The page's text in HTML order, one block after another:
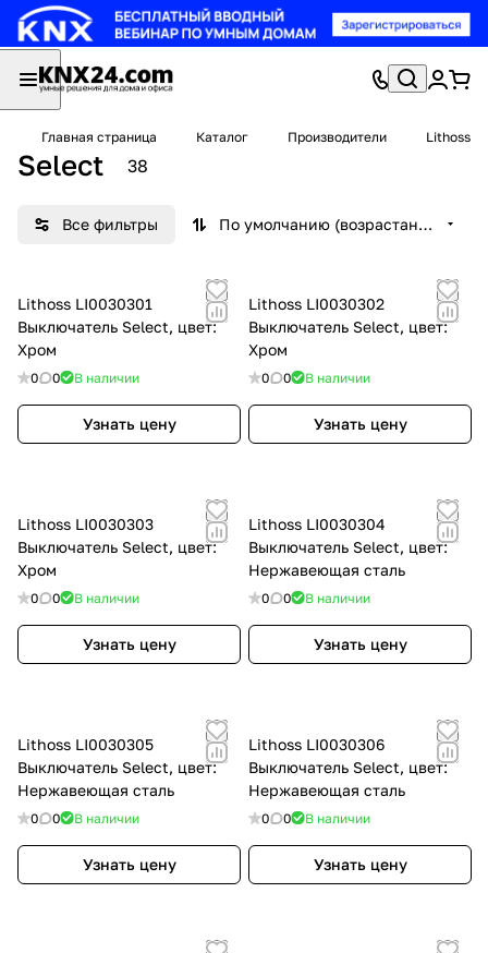
Главная страница Каталог Производители Lithoss
Select 38
Все фильтры По умолчанию (возрастание)
Lithoss LI0030301
Выключатель Select, цвет:
Хром
0 0 В наличии
Узнать цену
Lithoss LI0030302
Выключатель Select, цвет:
Хром
0 0 В наличии
Узнать цену
Lithoss LI0030303
Выключатель Select, цвет:
Хром
0 0 В наличии
Узнать цену
Lithoss LI0030304
Выключатель Select, цвет:
Нержавеющая сталь
0 0 В наличии
Узнать цену
Lithoss LI0030305
Выключатель Select, цвет:
Нержавеющая сталь
0 0 В наличии
Узнать цену
Lithoss LI0030306
Выключатель Select, цвет:
Нержавеющая сталь
0 0 В наличии
Узнать цену